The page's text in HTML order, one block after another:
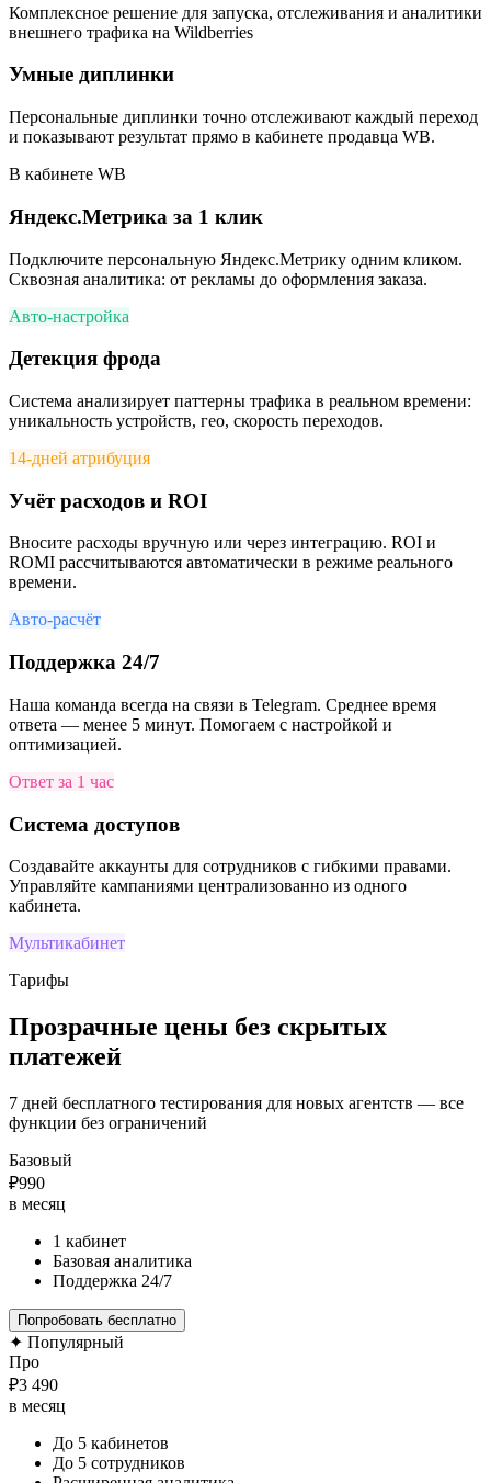
Комплексное решение для запуска, отслеживания и аналитики
внешнего трафика на Wildberries
Умные диплинки
Персональные диплинки точно отслеживают каждый переход
и показывают результат прямо в кабинете продавца WB.
В кабинете WB
Яндекс.Метрика за 1 клик
Подключите персональную Яндекс.Метрику одним кликом.
Сквозная аналитика: от рекламы до оформления заказа.
Авто-настройка
Детекция фрода
Система анализирует паттерны трафика в реальном времени:
уникальность устройств, гео, скорость переходов.
14-дней атрибуция
Учёт расходов и ROI
Вносите расходы вручную или через интеграцию. ROI и
ROMI рассчитываются автоматически в режиме реального
времени.
Авто-расчёт
Поддержка 24/7
Наша команда всегда на связи в Telegram. Среднее время
ответа — менее 5 минут. Помогаем с настройкой и
оптимизацией.
Ответ за 1 час
Система доступов
Создавайте аккаунты для сотрудников с гибкими правами.
Управляйте кампаниями централизованно из одного
кабинета.
Мультикабинет
Тарифы
Прозрачные цены без скрытых
платежей
7 дней бесплатного тестирования для новых агентств — все
функции без ограничений
Базовый
₽990
в месяц
1 кабинет
Базовая аналитика
Поддержка 24/7
Попробовать бесплатно
✦ Популярный
Про
₽3 490
в месяц
До 5 кабинетов
До 5 сотрудников